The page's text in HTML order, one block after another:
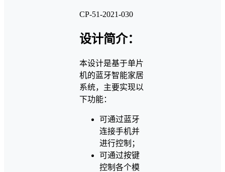
CP-51-2021-030
设计简介：
本设计是基于单片
机的蓝牙智能家居
系统，主要实现以
下功能：
可通过蓝牙
连接手机并
进行控制；
可通过按键
控制各个模